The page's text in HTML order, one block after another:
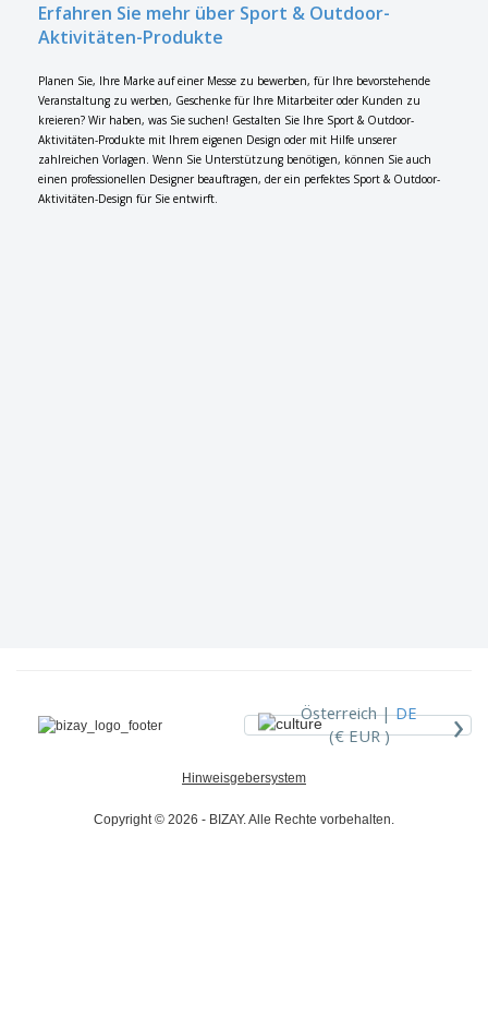
Erfahren Sie mehr über Sport & Outdoor-
Aktivitäten-Produkte
Planen Sie, Ihre Marke auf einer Messe zu bewerben, für Ihre bevorstehende
Veranstaltung zu werben, Geschenke für Ihre Mitarbeiter oder Kunden zu
kreieren? Wir haben, was Sie suchen! Gestalten Sie Ihre Sport & Outdoor-
Aktivitäten-Produkte mit Ihrem eigenen Design oder mit Hilfe unserer
zahlreichen Vorlagen. Wenn Sie Unterstützung benötigen, können Sie auch
einen professionellen Designer beauftragen, der ein perfektes Sport & Outdoor-
Aktivitäten-Design für Sie entwirft.
Österreich |DE
(€ EUR )
›
Hinweisgebersystem
Copyright © 2026 - BIZAY. Alle Rechte vorbehalten.